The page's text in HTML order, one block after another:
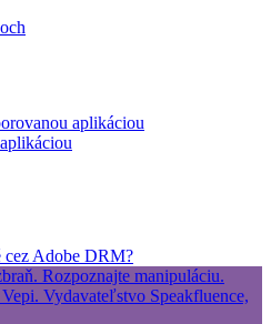
aplikáciou
cez Adobe DRM?